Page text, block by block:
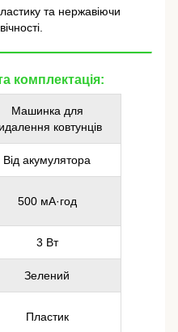
та нержавіючи
комплектація:
Машинка для
ковтунців
Від акумулятора
500 мА·год
3 Вт
Зелений
Пластик